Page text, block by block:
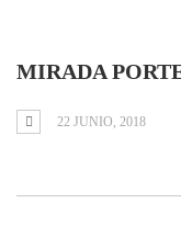
MIRADA
22 JUNIO, 2018